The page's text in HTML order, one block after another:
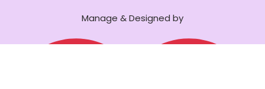
Manage & Designed by